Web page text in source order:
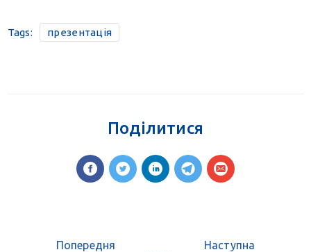
Tags: презентація
Поділитися
Попередня Наступна